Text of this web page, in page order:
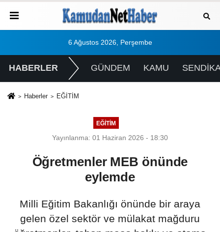
6 Ağustos 2026, Perşembe
HABERLER GÜNDEM KAMU
Haberler EĞİTİM
EĞİTİM
Yayınlanma: 01 Haziran 2026 - 18:30
Öğretmenler MEB önünde
eylemde
Milli Eğitim Bakanlığı önünde bir araya
gelen özel sektör ve mülakat mağduru